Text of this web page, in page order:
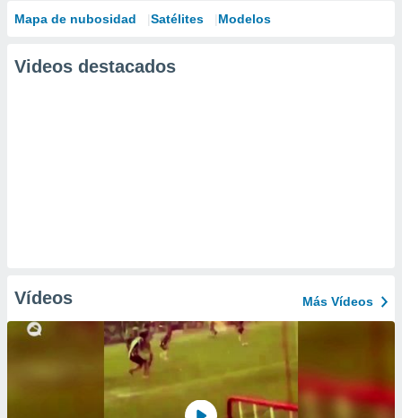
Mapa de nubosidad Satélites Modelos
Videos destacados
Vídeos Más Vídeos